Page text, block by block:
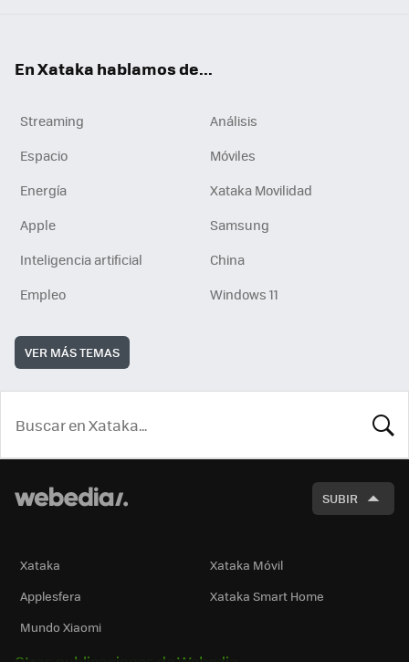
En Xataka hablamos de...
Streaming
Análisis
Espacio
Móviles
Energía
Xataka Movilidad
Apple
Samsung
Inteligencia artificial
China
Empleo
Windows 11
VER MÁS TEMAS
SUBIR
Xataka
Xataka Móvil
Applesfera
Xataka Smart Home
Mundo Xiaomi